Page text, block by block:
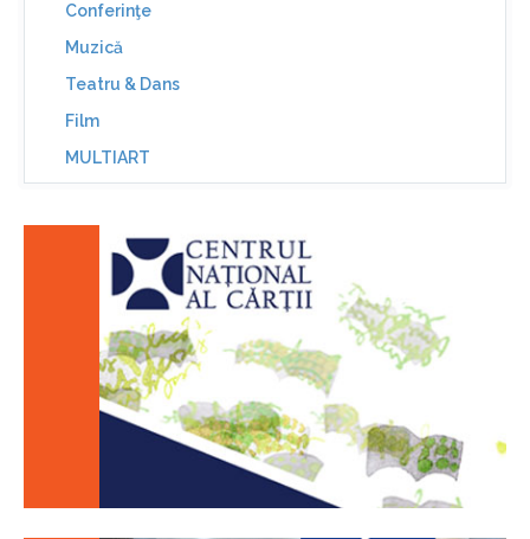
Conferinţe
Muzică
Teatru & Dans
Film
MULTIART